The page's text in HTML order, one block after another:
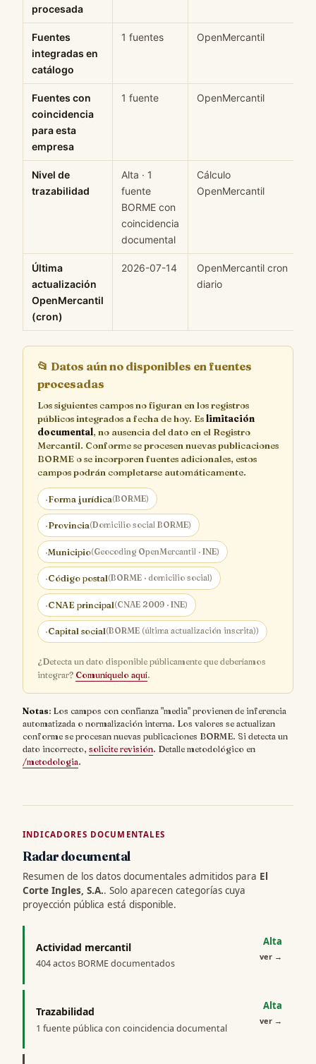
procesada
Fuentes
integradas en
catálogo
1 fuentes OpenMercantil
Fuentes con
coincidencia
para esta
empresa
1 fuente OpenMercantil
Nivel de
trazabilidad
Alta · 1
fuente
BORME con
coincidencia
documental
Cálculo
OpenMercantil
Última
actualización
OpenMercantil
(cron)
2026-07-14
OpenMercantil cron
diario
📂 Datos aún no disponibles en fuentes
procesadas
Los siguientes campos no figuran en los registros
públicos integrados a fecha de hoy. Eslimitación
documental, no ausencia del dato en el Registro
Mercantil. Conforme se procesen nuevas publicaciones
BORME o se incorporen fuentes adicionales, estos
campos podrán completarse automáticamente.
·Forma jurídica(BORME)
·Provincia(Domicilio social BORME)
·Municipio(Geocoding OpenMercantil · INE)
·Código postal(BORME · domicilio social)
·CNAE principal(CNAE 2009 · INE)
·Capital social(BORME (última actualización inscrita))
¿Detecta un dato disponible públicamente que deberíamos
integrar? Comuníquelo aquí.
Notas: Los campos con confianza "media" provienen de inferencia
automatizada o normalización interna. Los valores se actualizan
conforme se procesan nuevas publicaciones BORME. Si detecta un
dato incorrecto, solicite revisión. Detalle metodológico en
/metodologia.
INDICADORES DOCUMENTALES
Radar documental
Resumen de los datos documentales admitidos para El
Corte Ingles, S.A.. Solo aparecen categorías cuya
proyección pública está disponible.
Actividad mercantil
404 actos BORME documentados
Alta
ver →
Trazabilidad
1 fuente pública con coincidencia documental
Alta
ver →